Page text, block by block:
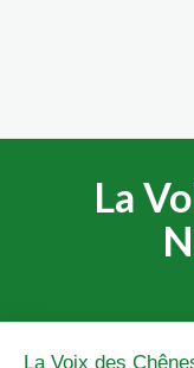
La
La Voix des